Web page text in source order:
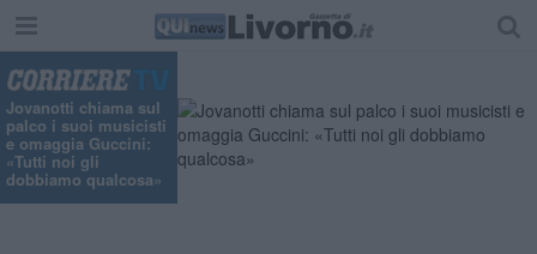
Jovanotti chiama sul
palco i suoi musicisti
e omaggia Guccini:
«Tutti noi gli
dobbiamo qualcosa»